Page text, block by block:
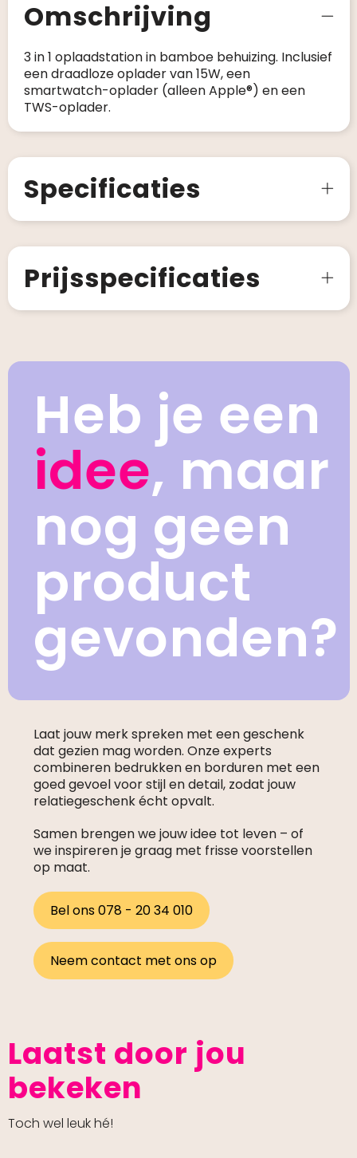
Omschrijving
3 in 1 oplaadstation in bamboe behuizing. Inclusief
een draadloze oplader van 15W, een
smartwatch-oplader (alleen Apple®) en een
TWS-oplader.
Specificaties
Prijsspecificaties
Heb je een
idee, maar
nog geen
product
gevonden?
Laat jouw merk spreken met een geschenk
dat gezien mag worden. Onze experts
combineren bedrukken en borduren met een
goed gevoel voor stijl en detail, zodat jouw
relatiegeschenk écht opvalt.
Samen brengen we jouw idee tot leven – of
we inspireren je graag met frisse voorstellen
op maat.
Bel ons 078 - 20 34 010
Neem contact met ons op
Laatst door jou
bekeken
Toch wel leuk hé!